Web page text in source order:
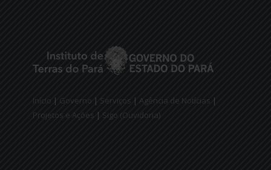
Início | Governo | Serviços | Agência de Notícias |
Projetos e Ações | Sigo (Ouvidoria)